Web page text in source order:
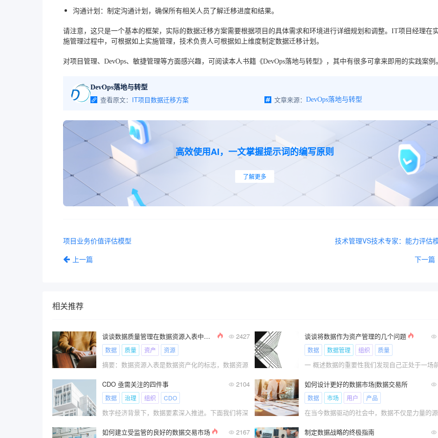
沟通计划 ：制定沟通计划，确保所有相关人员了解迁移进度和结果。
请注意，这只是一个基本的框架，实际的数据迁移方案需要根据项目的具体需求和环境进行详细规划和调整。IT项目经理在
施管理过程中，可根据如上实施管理，技术负责人可根据如上维度制定数据迁移计划。
对项目管理、DevOps、敏捷管理等方面感兴趣，可阅读本人书籍《DevOps落地与转型》，其中有很多可拿来即用的实践案例
DevOps落地与转型
查看原文： IT项目数据迁移方案 文章来源： DevOps落地与转型
高效使用AI，一文掌握提示词的编写原则
了解更多
项目业务价值评估模型
上一篇
技术管理VS技术专家：能力评估
下一篇
相关推荐
谈谈数据质量管理在数据资源入表中的实施方法和路径 2427
数据 质量 资产 资源
摘要：数据资源入表是数据资产化的标志，数据资源
谈谈将数据作为资产管理的几个问题
数据 数据管理 组织 质量
CDO 亟需关注的四件事 2104
数据 治理 组织 CDO
数字经济背景下，数据要素深入推进。下面我们将深
如何设计更好的数据市场|数据交易所
数据 市场 用户 产品
如何建立受监管的良好的数据交易市场 2167 制定数据战略的终极指南